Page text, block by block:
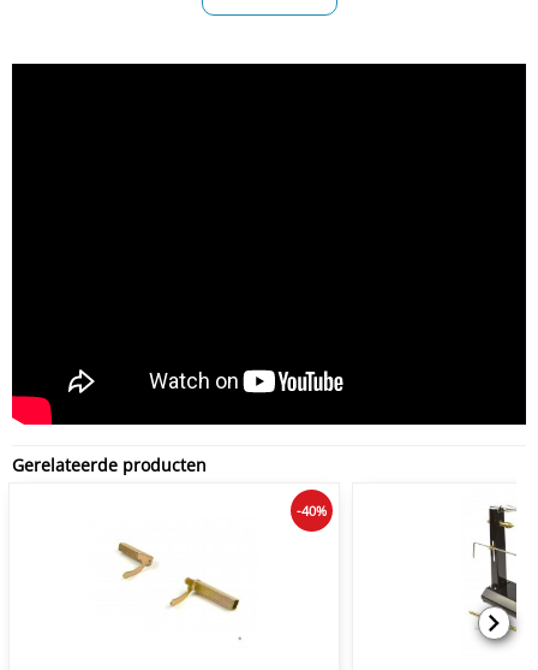
Gerelateerde producten
-40%